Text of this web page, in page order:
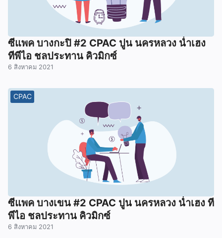
ซีแพค บางกะปิ #2 CPAC ปูน นครหลวง น่ำเฮง
ทีพีไอ ชลประทาน คิวมิกซ์
6 สิงหาคม 2021
CPAC
ซีแพค บางเขน #2 CPAC ปูน นครหลวง น่ำเฮง ที
พีไอ ชลประทาน คิวมิกซ์
6 สิงหาคม 2021